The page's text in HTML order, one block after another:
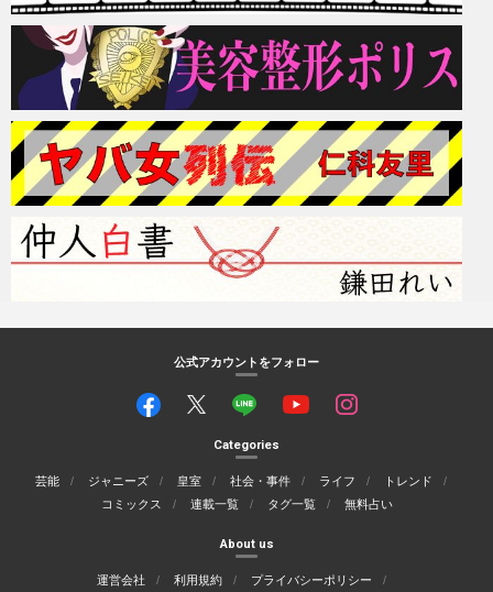
公式アカウントをフォロー
Categories
芸能 ジャニーズ 皇室 社会・事件 ライフ
トレンド
コミックス
連載一覧 タグ一覧 無料占い
About us
運営会社 利用規約
プライバシーポリシー